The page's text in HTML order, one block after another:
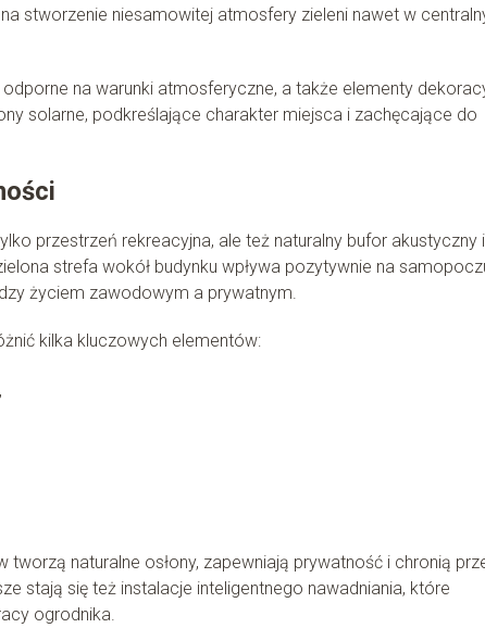
stworzenie niesamowitej atmosfery zieleni nawet w
na warunki atmosferyczne, a także elementy
solarne, podkreślające charakter miejsca i zachęcające do
przestrzeń rekreacyjna, ale też naturalny bufor akustyczny i
strefa wokół budynku wpływa pozytywnie na
życiem zawodowym a prywatnym.
kilka kluczowych elementów:
naturalne osłony, zapewniają prywatność i chronią
stają się też instalacje inteligentnego nawadniania, które
ogrodnika.